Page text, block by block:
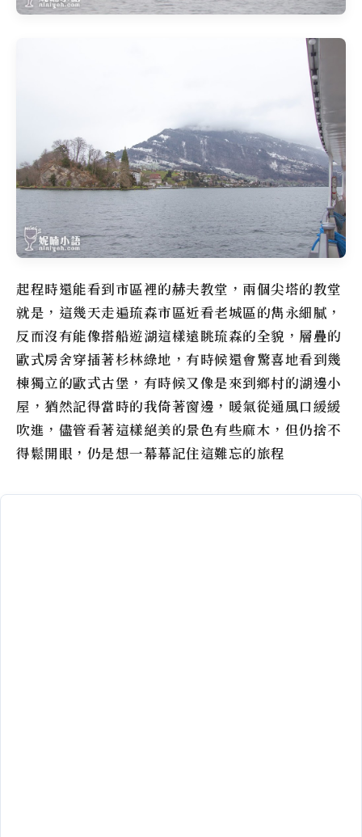
起程時還能看到市區裡的赫夫教堂，兩個尖塔的教堂
就是，這幾天走遍琉森市區近看老城區的雋永細膩，
反而沒有能像搭船遊湖這樣遠眺琉森的全貌，層疊的
歐式房舍穿插著杉林綠地，有時候還會驚喜地看到幾
棟獨立的歐式古堡，有時候又像是來到鄉村的湖邊小
屋，猶然記得當時的我倚著窗邊，暖氣從通風口緩緩
吹進，儘管看著這樣絕美的景色有些麻木，但仍捨不
得鬆開眼，仍是想一幕幕記住這難忘的旅程